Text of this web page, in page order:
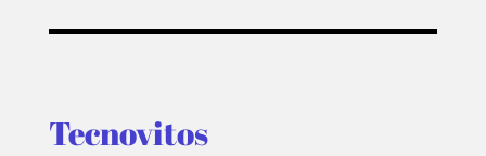
Tecnovitos